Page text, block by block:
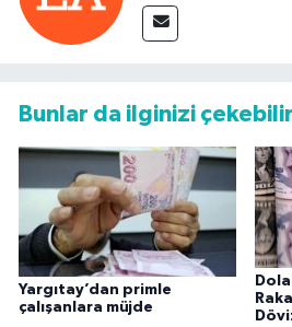
Bunlar da ilginizi çekebilir
Yargıtay’dan primle
çalışanlara müjde